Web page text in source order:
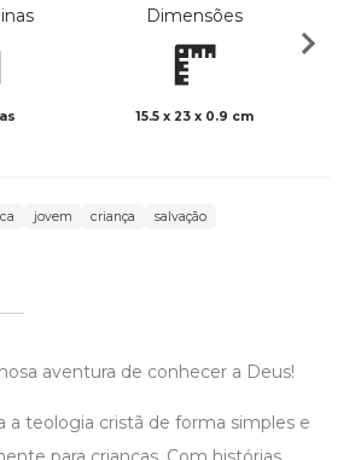
Dimensões
15.5 x 23 x 0.9 cm
jovem criança
salvação
aventura de conhecer a Deus!
a teologia cristã de forma simples e